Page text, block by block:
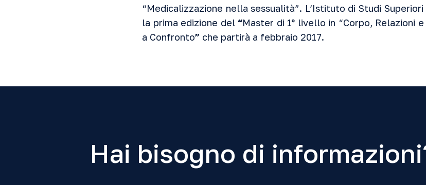
“Medicalizzazione nella sessualità”. L’Istituto di Studi
la prima edizione del “Master di 1° livello in “Corpo, Relazioni
a Confronto” che partirà a febbraio 2017.
Hai bisogno di